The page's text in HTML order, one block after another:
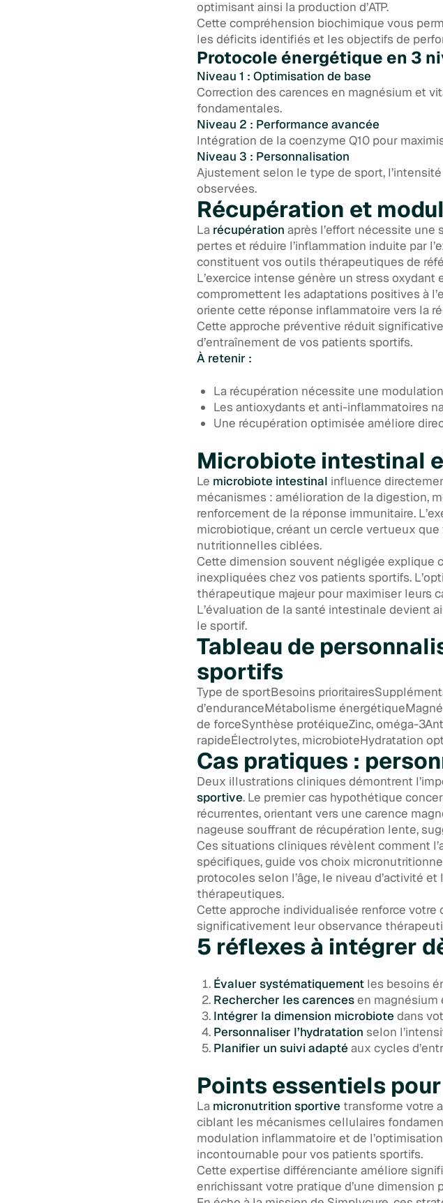
optimisant ainsi la production d’ATP.
Cette compréhension biochimique vous
les déficits identifiés et les objectifs de
Protocole énergétique en 3
Niveau 1 : Optimisation de base
Correction des carences en magnésium et
fondamentales.
Niveau 2 : Performance avancée
Intégration de la coenzyme Q10 pour
Niveau 3 : Personnalisation
Ajustement selon le type de sport,
observées.
Récupération et
La récupération après l’effort nécessite
pertes et réduire l’inflammation induite par
constituent vos outils thérapeutiques de
L’exercice intense génère un stress
compromettent les adaptations positives à
oriente cette réponse inflammatoire vers la
Cette approche préventive réduit
d’entraînement de vos patients sportifs.
À retenir :
La récupération nécessite une
Les antioxydants et anti-inflammatoires
Une récupération optimisée améliore
Microbiote intestinal
Le microbiote intestinal influence
mécanismes : amélioration de la digestion,
renforcement de la réponse immunitaire.
microbiotique, créant un cercle vertueux
nutritionnelles ciblées.
Cette dimension souvent négligée explique
inexpliquées chez vos patients sportifs.
thérapeutique majeur pour maximiser leurs
L’évaluation de la santé intestinale devient
le sportif.
Tableau de
sportifs
Type de sportBesoins
d’enduranceMétabolisme
de forceSynthèse protéiqueZinc, oméga-
rapideÉlectrolytes, microbioteHydratation
Cas pratiques :
Deux illustrations cliniques démontrent
sportive. Le premier cas hypothétique
récurrentes, orientant vers une carence
nageuse souffrant de récupération lente,
Ces situations cliniques révèlent comment
spécifiques, guide vos choix
protocoles selon l’âge, le niveau d’activité
thérapeutiques.
Cette approche individualisée renforce
significativement leur observance
5 réflexes à intégrer
Évaluer systématiquementles besoins
Rechercher les carencesen magnésium
Intégrer la dimension microbiote dans
Personnaliser l’hydratation selon
Planifier un suivi adapté aux cycles
Points essentiels
La micronutrition sportive transforme votre
ciblant les mécanismes cellulaires
modulation inflammatoire et de
incontournable pour vos patients sportifs.
Cette expertise différenciante améliore
enrichissant votre pratique d’une